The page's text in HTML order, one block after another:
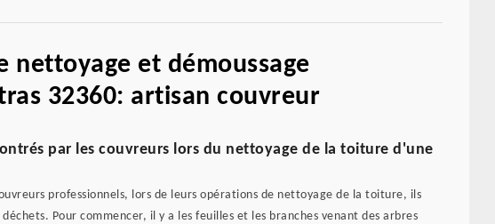
nettoyage et démoussage
32360: artisan couvreur
par les couvreurs lors du nettoyage de la toiture d'une
professionnels, lors de leurs opérations de nettoyage de la toiture, ils
Pour commencer, il y a les feuilles et les branches venant des arbres